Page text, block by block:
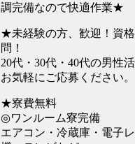
調完備なので快適作業★
★未経験の方、歓迎！資
問！
20代・30代・40代の男性活
お気軽にご応募ください。
★寮費無料
◎ワンルーム寮完備
エアコン・冷蔵庫・電子